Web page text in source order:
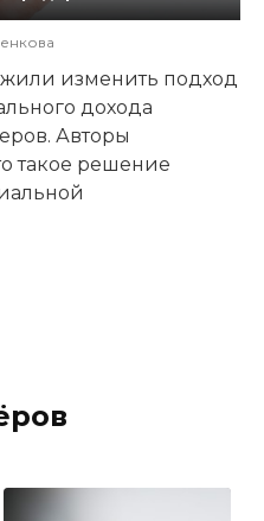
изменить подход
дохода
Авторы
такое решение